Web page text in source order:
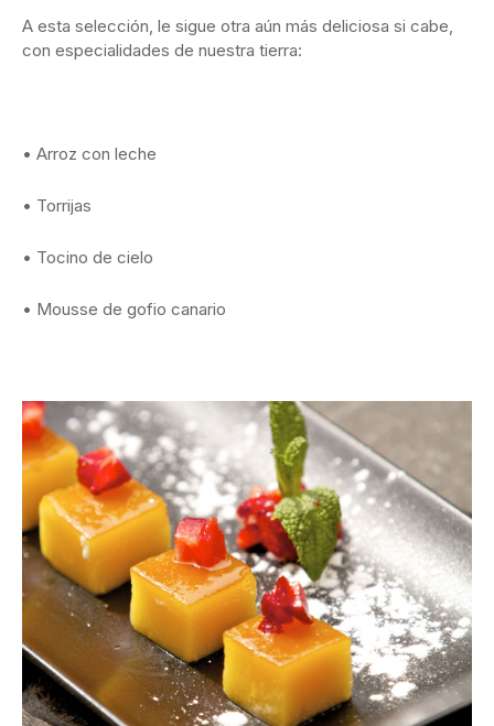
A esta selección, le sigue otra aún más deliciosa si cabe,
con especialidades de nuestra tierra:
• Arroz con leche
• Torrijas
• Tocino de cielo
• Mousse de gofio canario